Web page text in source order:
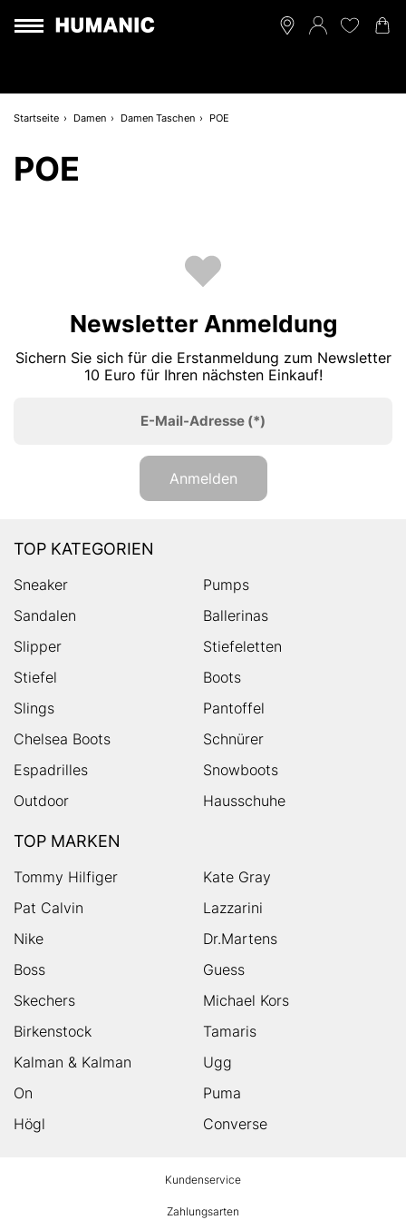
Startseite Damen Damen Taschen POE
POE
Newsletter Anmeldung
Sichern Sie sich für die Erstanmeldung zum Newsletter
10 Euro für Ihren nächsten Einkauf!
E-Mail-Adresse (*)
Anmelden
TOP KATEGORIEN
Sneaker
Pumps
Sandalen
Ballerinas
Slipper
Stiefeletten
Stiefel
Boots
Slings
Pantoffel
Chelsea Boots
Schnürer
Espadrilles
Snowboots
Outdoor
Hausschuhe
TOP MARKEN
Tommy Hilfiger
Kate Gray
Pat Calvin
Lazzarini
Nike
Dr.Martens
Boss
Guess
Skechers
Michael Kors
Birkenstock
Tamaris
Kalman & Kalman
Ugg
On
Puma
Högl
Converse
Kundenservice
Zahlungsarten